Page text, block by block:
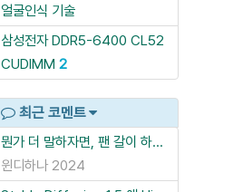
얼굴인식 기술
삼성전자 DDR5-6400 CL52
CUDIMM 2
최근 코멘트
뭔가 더 말하자면, 팬 갈이 하...
윈디하나 2024